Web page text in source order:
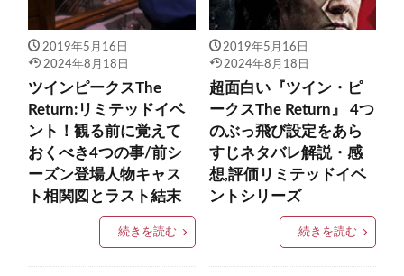
2019年5月16日
2024年8月18日
ツインピークスThe
Return:リミテッドイベ
ント！観る前に覚えて
おくべき4つの事/前シ
ーズン登場人物キャス
ト相関図とラスト結末
続きを読む
2019年5月16日
2024年8月18日
超面白い『ツイン・ピ
ークスThe Return』 4つ
のぶっ飛び設定をあら
すじネタバレ解説・感
想,評価リミテッドイベ
ントシリーズ
続きを読む